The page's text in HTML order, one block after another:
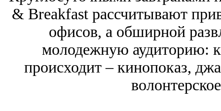
& Breakfast рассчитывают
офисов, а обширной
молодежную аудиторию:
происходит – кинопоказ,